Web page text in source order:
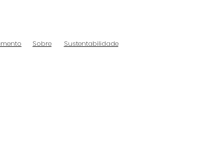
Sobre Sustentabilidade